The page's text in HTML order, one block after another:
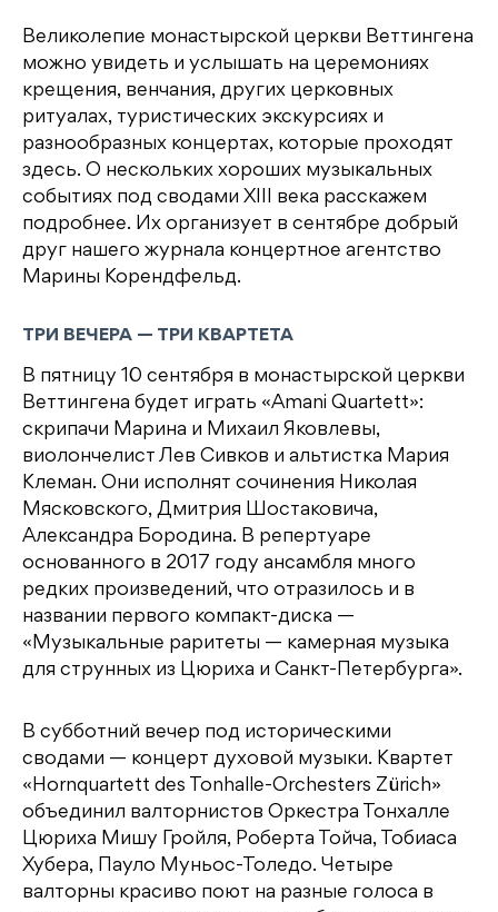
Великолепие монастырской церкви Веттингена
можно увидеть и услышать на церемониях
крещения, венчания, других церковных
ритуалах, туристических экскурсиях и
разнообразных концертах, которые проходят
здесь. О нескольких хороших музыкальных
событиях под сводами XIII века расскажем
подробнее. Их организует в сентябре добрый
друг нашего журнала концертное агентство
Марины Корендфельд.
ТРИ ВЕЧЕРА — ТРИ КВАРТЕТА
В пятницу 10 сентября в монастырской церкви
Веттингена будет играть «Amani Quartett»:
скрипачи Марина и Михаил Яковлевы,
виолончелист Лев Сивков и альтистка Мария
Клеман. Они исполнят сочинения Николая
Мясковского, Дмитрия Шостаковича,
Александра Бородина. В репертуаре
основанного в 2017 году ансамбля много
редких произведений, что отразилось и в
названии первого компакт-диска —
«Музыкальные раритеты — камерная музыка
для струнных из Цюриха и Санкт-Петербурга».
В субботний вечер под историческими
сводами — концерт духовой музыки. Квартет
«Hornquartett des Tonhalle-Orchesters Zürich»
объединил валторнистов Оркестра Тонхалле
Цюриха Мишу Гройля, Роберта Тойча, Тобиаса
Хубера, Пауло Муньос-Толедо. Четыре
валторны красиво поют на разные голоса в